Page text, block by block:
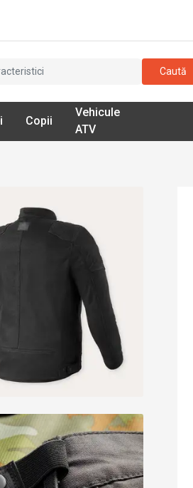
Caută
Copii
Vehicule
ATV